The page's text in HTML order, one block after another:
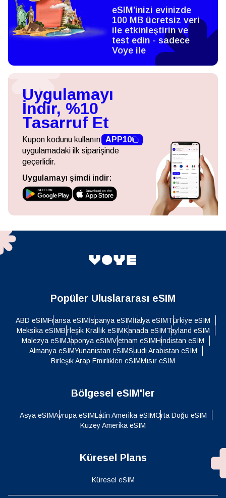
eSIM'inizi evinizde
100 MB ücretsiz veri
ile etkinleştirin ve
test edin - sadece
Voye ile
Uygulamayı
İndir, %10
Tasarruf Et
Kupon kodunu kullanın APP10
uygulamadaki ilk siparişinde
geçerlidir.
Uygulamayı şimdi indir:
Popüler Uluslararası eSIM
ABD eSIMFransa eSIMİspanya eSIMİtalya eSIMTürkiye eSIM
Meksika eSIMBirleşik Krallık eSIMKanada eSIMTayland eSIM
Malezya eSIMJaponya eSIMVietnam eSIMHindistan eSIM
Almanya eSIMYunanistan eSIMSuudi Arabistan eSIM
Birleşik Arap Emirlikleri eSIMMısır eSIM
Bölgesel eSIM'ler
Asya eSIMAvrupa eSIMLatin Amerika eSIMOrta Doğu eSIM
Kuzey Amerika eSIM
Küresel Plans
Küresel eSIM